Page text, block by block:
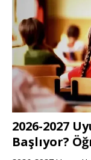
2026-2027
Başlıyor?